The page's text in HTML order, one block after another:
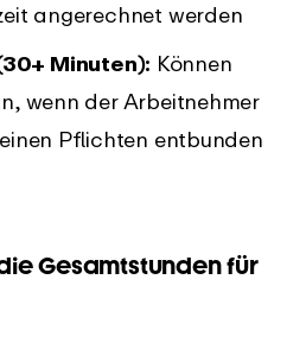
angerechnet werden
Minuten): Können
wenn der Arbeitnehmer
Pflichten entbunden
Gesamtstunden für